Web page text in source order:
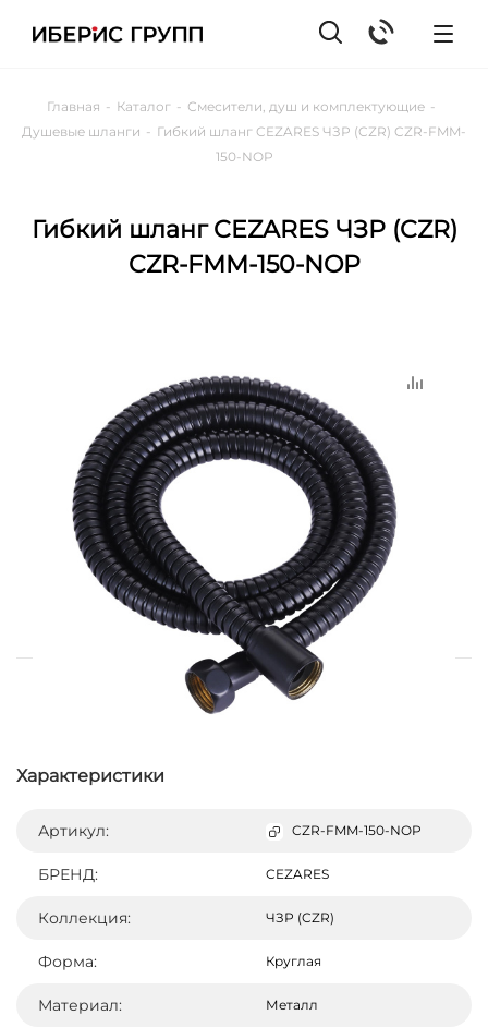
Главная - Каталог - Смесители, душ и комплектующие -
Душевые шланги - Гибкий шланг CEZARES ЧЗР (CZR) CZR-FMM-
150-NOP
Гибкий шланг CEZARES ЧЗР (CZR)
CZR-FMM-150-NOP
Характеристики
Артикул: CZR-FMM-150-NOP
БРЕНД: CEZARES
Коллекция: ЧЗР (CZR)
Форма: Круглая
Материал: Металл